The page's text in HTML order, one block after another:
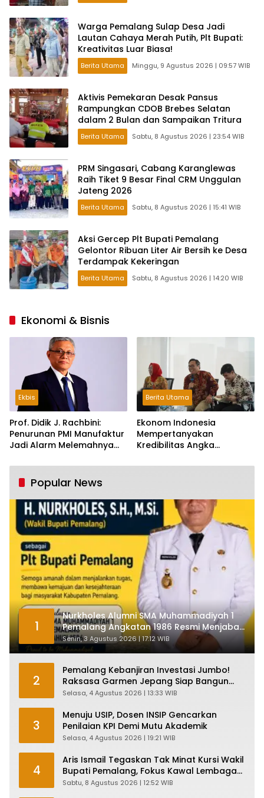
Warga Pemalang Sulap Desa Jadi
Lautan Cahaya Merah Putih, Plt Bupati:
Kreativitas Luar Biasa!
Berita Utama Minggu, 9 Agustus 2026 | 09:57 WIB
Aktivis Pemekaran Desak Pansus
Rampungkan CDOB Brebes Selatan
dalam 2 Bulan dan Sampaikan Tritura
Berita Utama Sabtu, 8 Agustus 2026 | 23:54 WIB
PRM Singasari, Cabang Karanglewas
Raih Tiket 9 Besar Final CRM Unggulan
Jateng 2026
Berita Utama Sabtu, 8 Agustus 2026 | 15:41 WIB
Aksi Gercep Plt Bupati Pemalang
Gelontor Ribuan Liter Air Bersih ke Desa
Terdampak Kekeringan
Berita Utama Sabtu, 8 Agustus 2026 | 14:20 WIB
Ekonomi & Bisnis
Ekbis
Prof. Didik J. Rachbini:
Penurunan PMI Manufaktur
Jadi Alarm Melemahnya
Berita Utama
Ekonom Indonesia
Mempertanyakan
Kredibilitas Angka
Tumbuh Tapi Rapuh
Popular News
1
Nurkholes Alumni SMA Muhammadiyah 1
Pemalang Angkatan 1986 Resmi Menjabat
Plt Bupati, Inilah Pesan Ketua Asmam 86
Senin, 3 Agustus 2026 | 17:12 WIB
2
Pemalang Kebanjiran Investasi Jumbo!
Raksasa Garmen Jepang Siap Bangun
Pabrik dan Serap Ribuan Tenaga Kerja
Selasa, 4 Agustus 2026 | 13:33 WIB
3
Menuju USIP, Dosen INSIP Gencarkan
Penilaian KPI Demi Mutu Akademik
Selasa, 4 Agustus 2026 | 19:21 WIB
4
Aris Ismail Tegaskan Tak Minat Kursi Wakil
Bupati Pemalang, Fokus Kawal Lembaga
Legislatif
Sabtu, 8 Agustus 2026 | 12:52 WIB